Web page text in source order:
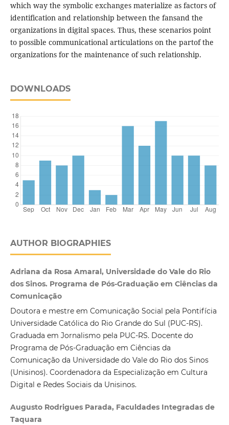
which way the symbolic exchanges materialize as factors of
identification and relationship between the fansand the
organizations in digital spaces. Thus, these scenarios point
to possible communicational articulations on the partof the
organizations for the maintenance of such relationship.
DOWNLOADS
AUTHOR BIOGRAPHIES
Adriana da Rosa Amaral, Universidade do Vale do Rio
dos Sinos. Programa de Pós-Graduação em Ciências da
Comunicação
Doutora e mestre em Comunicação Social pela Pontifícia
Universidade Católica do Rio Grande do Sul (PUC-RS).
Graduada em Jornalismo pela PUC-RS. Docente do
Programa de Pós-Graduação em Ciências da
Comunicação da Universidade do Vale do Rio dos Sinos
(Unisinos). Coordenadora da Especialização em Cultura
Digital e Redes Sociais da Unisinos.
Augusto Rodrigues Parada, Faculdades Integradas de
Taquara